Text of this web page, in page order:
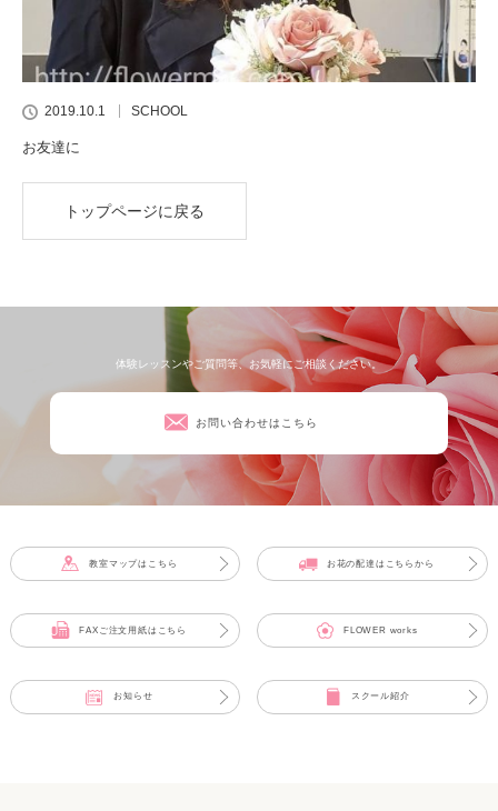
2019.10.1 SCHOOL
お友達に
トップページに戻る
体験レッスンやご質問等、お気軽にご相談ください。
お問い合わせはこちら
教室マップはこちら お花の配達はこちらから
FAXご注文用紙はこちら FLOWER works
お知らせ スクール紹介